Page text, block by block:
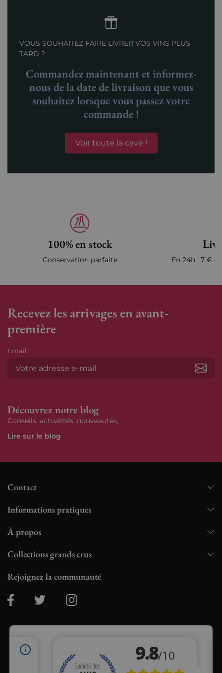
VOUS SOUHAITEZ FAIRE LIVRER VOS VINS PLUS
TARD ?
Commandez maintenant et informez-
nous de la date de livraison que vous
souhaitez lorsque vous passez votre
commande !
Voir toute la cave !
100% en stock
Conservation parfaite En 24h : 7 €
Recevez les arrivages en avant-
première
Email
Découvrez notre blog
Conseils, actualités, nouveautés, ...
Lire sur le blog
Contact
Informations pratiques
À propos
Collections grands crus
Rejoignez la communauté